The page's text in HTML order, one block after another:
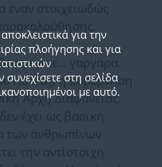
έγινε… γαργάρα.
Πολίτη, η κυβέρνηση
Αρχή Διαφάνειας.
έχει ως βασική
των ανθρωπίνων
για την
πλοήγησης και για
στη σελίδα
με αυτό.